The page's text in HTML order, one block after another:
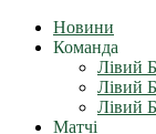
Новини
Команда
Лівий
Лівий
Лівий
Матчі